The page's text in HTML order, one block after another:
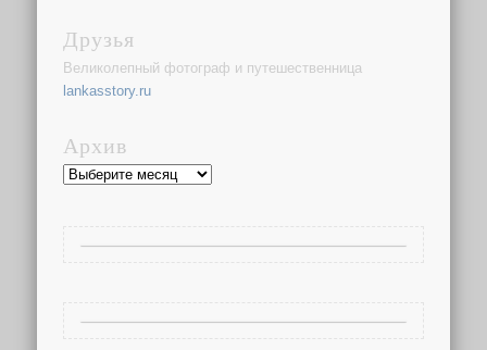
Друзья
Великолепный фотограф и путешественница
lankasstory.ru
Архив
Архив